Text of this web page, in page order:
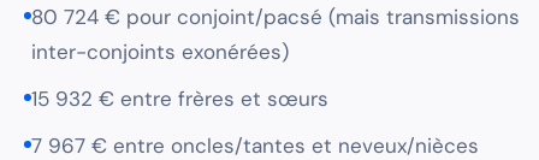
80 724 € pour conjoint/pacsé (mais transmissions
inter-conjoints exonérées)
15 932 € entre frères et sœurs
7 967 € entre oncles/tantes et neveux/nièces